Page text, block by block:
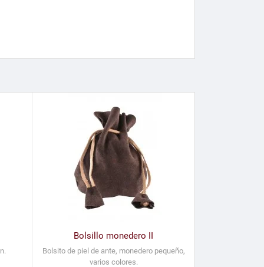
Bolsillo monedero II
Bolsito de piel de ante, monedero pequeño,
varios colores.